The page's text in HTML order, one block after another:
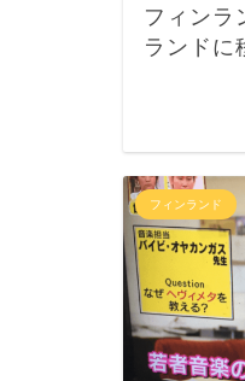
フィンラ
ランドに
フィンランド